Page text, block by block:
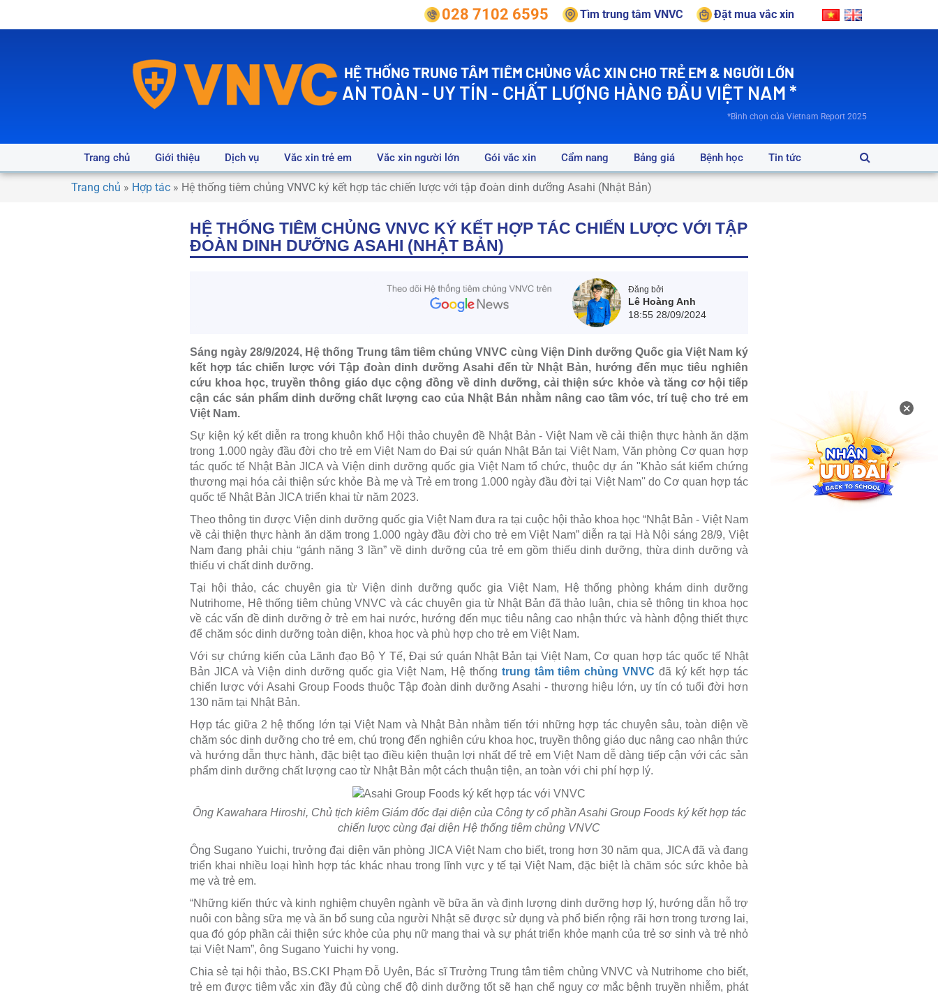
028 7102 6595 Tìm trung tâm VNVC Đặt mua vắc xin
HỆ THỐNG TRUNG TÂM TIÊM CHỦNG VẮC XIN CHO TRẺ EM & NGƯỜI LỚN
AN TOÀN - UY TÍN - CHẤT LƯỢNG HÀNG ĐẦU VIỆT NAM *
*Bình chọn của Vietnam Report 2025
Trang chủ Giới thiệu Dịch vụ Vắc xin trẻ em Vắc xin người lớn Gói vắc xin Cẩm nang Bảng giá Bệnh học Tin tức
Trang chủ » Hợp tác » Hệ thống tiêm chủng VNVC ký kết hợp tác chiến lược với tập đoàn dinh dưỡng Asahi (Nhật Bản)
HỆ THỐNG TIÊM CHỦNG VNVC KÝ KẾT HỢP TÁC CHIẾN LƯỢC VỚI TẬP
ĐOÀN DINH DƯỠNG ASAHI (NHẬT BẢN)
Đăng bởi
Lê Hoàng Anh
18:55 28/09/2024
Sáng ngày 28/9/2024, Hệ thống Trung tâm tiêm chủng VNVC cùng Viện Dinh dưỡng Quốc gia Việt Nam ký
kết hợp tác chiến lược với Tập đoàn dinh dưỡng Asahi đến từ Nhật Bản, hướng đến mục tiêu nghiên
cứu khoa học, truyền thông giáo dục cộng đồng về dinh dưỡng, cải thiện sức khỏe và tăng cơ hội tiếp
cận các sản phẩm dinh dưỡng chất lượng cao của Nhật Bản nhằm nâng cao tầm vóc, trí tuệ cho trẻ em
Việt Nam.
Sự kiện ký kết diễn ra trong khuôn khổ Hội thảo chuyên đề Nhật Bản - Việt Nam về cải thiện thực hành ăn dặm
trong 1.000 ngày đầu đời cho trẻ em Việt Nam do Đại sứ quán Nhật Bản tại Việt Nam, Văn phòng Cơ quan hợp
tác quốc tế Nhật Bản JICA và Viện dinh dưỡng quốc gia Việt Nam tổ chức, thuộc dự án "Khảo sát kiểm chứng
thương mại hóa cải thiện sức khỏe Bà mẹ và Trẻ em trong 1.000 ngày đầu đời tại Việt Nam'' do Cơ quan hợp tác
quốc tế Nhật Bản JICA triển khai từ năm 2023.
Theo thông tin được Viện dinh dưỡng quốc gia Việt Nam đưa ra tại cuộc hội thảo khoa học “Nhật Bản - Việt Nam
về cải thiện thực hành ăn dặm trong 1.000 ngày đầu đời cho trẻ em Việt Nam” diễn ra tại Hà Nội sáng 28/9, Việt
Nam đang phải chịu “gánh nặng 3 lần” về dinh dưỡng của trẻ em gồm thiếu dinh dưỡng, thừa dinh dưỡng và
thiếu vi chất dinh dưỡng.
Tại hội thảo, các chuyên gia từ Viện dinh dưỡng quốc gia Việt Nam, Hệ thống phòng khám dinh dưỡng
Nutrihome, Hệ thống tiêm chủng VNVC và các chuyên gia từ Nhật Bản đã thảo luận, chia sẻ thông tin khoa học
về các vấn đề dinh dưỡng ở trẻ em hai nước, hướng đến mục tiêu nâng cao nhận thức và hành động thiết thực
để chăm sóc dinh dưỡng toàn diện, khoa học và phù hợp cho trẻ em Việt Nam.
Với sự chứng kiến của Lãnh đạo Bộ Y Tế, Đại sứ quán Nhật Bản tại Việt Nam, Cơ quan hợp tác quốc tế Nhật
Bản JICA và Viện dinh dưỡng quốc gia Việt Nam, Hệ thống trung tâm tiêm chủng VNVC đã ký kết hợp tác
chiến lược với Asahi Group Foods thuộc Tập đoàn dinh dưỡng Asahi - thương hiệu lớn, uy tín có tuổi đời hơn
130 năm tại Nhật Bản.
Hợp tác giữa 2 hệ thống lớn tại Việt Nam và Nhật Bản nhằm tiến tới những hợp tác chuyên sâu, toàn diện về
chăm sóc dinh dưỡng cho trẻ em, chú trọng đến nghiên cứu khoa học, truyền thông giáo dục nâng cao nhận thức
và hướng dẫn thực hành, đặc biệt tạo điều kiện thuận lợi nhất để trẻ em Việt Nam dễ dàng tiếp cận với các sản
phẩm dinh dưỡng chất lượng cao từ Nhật Bản một cách thuận tiện, an toàn với chi phí hợp lý.
Ông Kawahara Hiroshi, Chủ tịch kiêm Giám đốc đại diện của Công ty cổ phần Asahi Group Foods ký kết hợp tác
chiến lược cùng đại diện Hệ thống tiêm chủng VNVC
Ông Sugano Yuichi, trưởng đại diện văn phòng JICA Việt Nam cho biết, trong hơn 30 năm qua, JICA đã và đang
triển khai nhiều loại hình hợp tác khác nhau trong lĩnh vực y tế tại Việt Nam, đặc biệt là chăm sóc sức khỏe bà
mẹ và trẻ em.
“Những kiến thức và kinh nghiệm chuyên ngành về bữa ăn và định lượng dinh dưỡng hợp lý, hướng dẫn hỗ trợ
nuôi con bằng sữa mẹ và ăn bổ sung của người Nhật sẽ được sử dụng và phổ biến rộng rãi hơn trong tương lai,
qua đó góp phần cải thiện sức khỏe của phụ nữ mang thai và sự phát triển khỏe mạnh của trẻ sơ sinh và trẻ nhỏ
tại Việt Nam”, ông Sugano Yuichi hy vọng.
Chia sẻ tại hội thảo, BS.CKI Phạm Đỗ Uyên, Bác sĩ Trưởng Trung tâm tiêm chủng VNVC và Nutrihome cho biết,
trẻ em được tiêm vắc xin đầy đủ cùng chế độ dinh dưỡng tốt sẽ hạn chế nguy cơ mắc bệnh truyền nhiễm, phát
×